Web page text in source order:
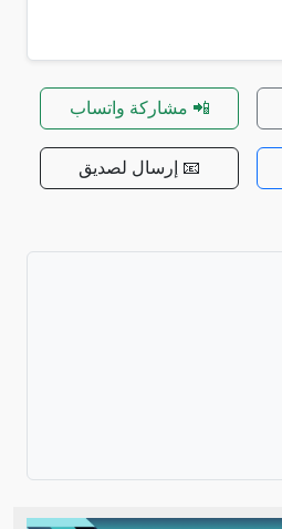
📲 مشاركة واتساب
📧 إرسال لصديق